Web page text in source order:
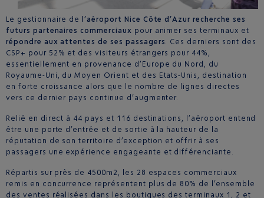
Le gestionnaire de l’aéroport Nice Côte d’Azur recherche ses
futurs partenaires commerciaux pour animer ses terminaux et
répondre aux attentes de ses passagers. Ces derniers sont des
CSP+ pour 52% et des visiteurs étrangers pour 44%,
essentiellement en provenance d’Europe du Nord, du
Royaume-Uni, du Moyen Orient et des Etats-Unis, destination
en forte croissance alors que le nombre de lignes directes
vers ce dernier pays continue d’augmenter.
Relié en direct à 44 pays et 116 destinations, l’aéroport entend
être une porte d’entrée et de sortie à la hauteur de la
réputation de son territoire d’exception et offrir à ses
passagers une expérience engageante et différenciante.
Répartis sur près de 4500m2, les 28 espaces commerciaux
remis en concurrence représentent plus de 80% de l’ensemble
des ventes réalisées dans les boutiques des terminaux 1, 2 et